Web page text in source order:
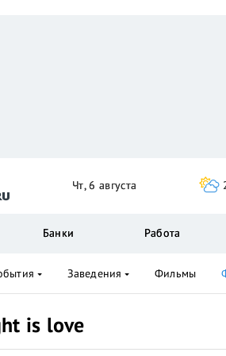
is love
Чт, 6 августа
Банки Работа
Заведения Фильмы